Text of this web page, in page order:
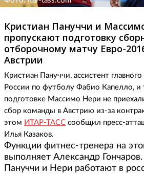
Кристиан Пануччи и
пропускают подготовку
отборочному матчу Евро-
Австрии
Кристиан Пануччи, ассистент
России по футболу Фабио Капелло, и
подготовке Массимо Нери не
сбор команды в Австрию из-за
этом ИТАР-ТАСС сообщил пресс-
Илья Казаков.
Функции фитнес-тренера на
выполняет Александр Гончаров.
Пануччи и Нери работают в